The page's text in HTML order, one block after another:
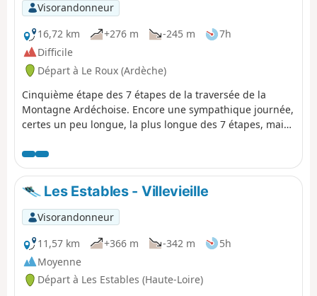
Visorandonneur
16,72 km
+276 m -245 m
7h
Difficile
Départ à Le Roux (Ardèche)
Cinquième étape des 7 étapes de la traversée de la
Montagne Ardéchoise. Encore une sympathique journée,
certes un peu longue, la plus longue des 7 étapes, mais
Les Estables - Villevieille
Visorandonneur
11,57 km
+366 m -342 m
5h
Moyenne
Départ à Les Estables (Haute-Loire)